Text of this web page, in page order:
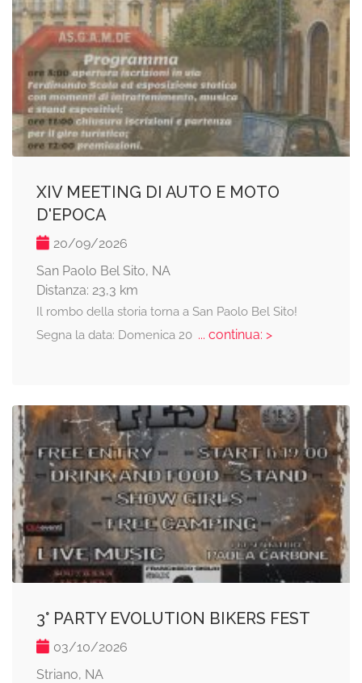
XIV MEETING DI AUTO E MOTO
D'EPOCA
20/09/2026
San Paolo Bel Sito, NA
Distanza: 23,3 km
Il rombo della storia torna a San Paolo Bel Sito!
Segna la data: Domenica 20... continua: >
3° PARTY EVOLUTION BIKERS FEST
03/10/2026
Striano, NA